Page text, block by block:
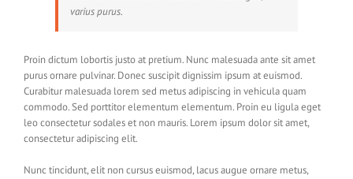
varius purus.
Proin dictum lobortis justo at pretium. Nunc malesuada ante sit amet
purus ornare pulvinar. Donec suscipit dignissim ipsum at euismod.
Curabitur malesuada lorem sed metus adipiscing in vehicula quam
commodo. Sed porttitor elementum elementum. Proin eu ligula eget
leo consectetur sodales et non mauris. Lorem ipsum dolor sit amet,
consectetur adipiscing elit.
Nunc tincidunt, elit non cursus euismod, lacus augue ornare metus,